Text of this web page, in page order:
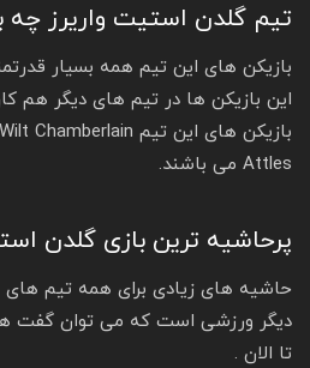
تیم گلدن استیت واریرز چه
بازیکن های این تیم همه بسیار
این بازیکن ها در تیم های دیگر هم
Attles می باشند.
پرحاشیه ترین بازی گلدن
حاشیه های زیادی برای همه تیم
دیگر ورزشی است که می توان گفت
تا الان .